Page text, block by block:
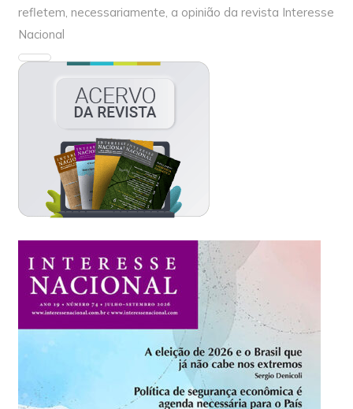
refletem, necessariamente, a opinião da revista Interesse
Nacional